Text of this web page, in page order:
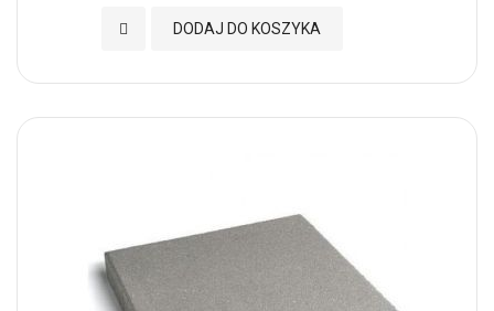
DODAJ DO KOSZYKA
Dodaj do Ulubionych